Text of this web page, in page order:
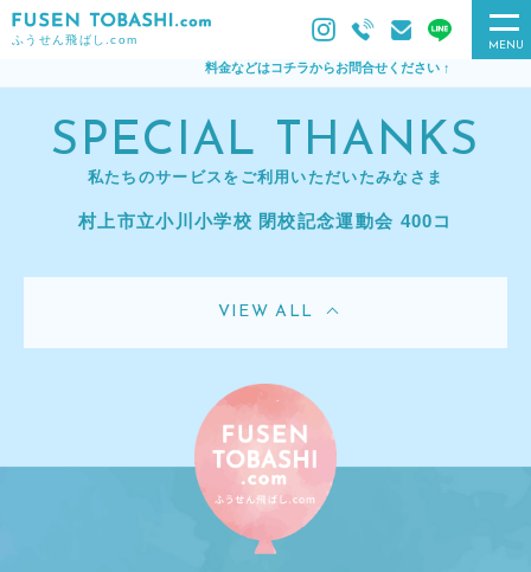
ふうせん飛ばし.com
料金などはコチラからお問合せください ↑
MENU
SPECIAL THANKS
私たちのサービスをご利用いただいたみなさま
村上市立小川小学校 閉校記念運動会 400コ
VIEW ALL